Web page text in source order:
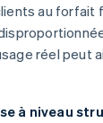
au forfait
réel peut
à niveau